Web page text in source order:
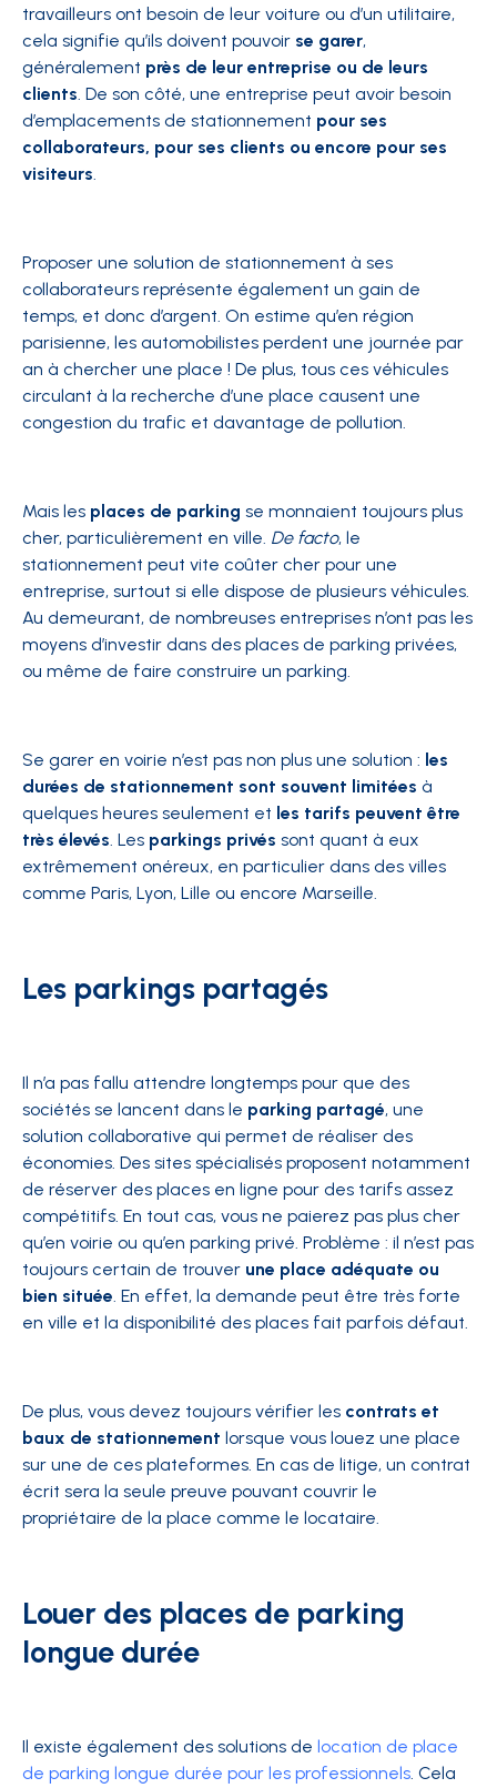
travailleurs ont besoin de leur voiture ou d’un utilitaire,
cela signifie qu’ils doivent pouvoir se garer,
généralement près de leur entreprise ou de leurs
clients. De son côté, une entreprise peut avoir besoin
d’emplacements de stationnement pour ses
collaborateurs, pour ses clients ou encore pour ses
visiteurs.
Proposer une solution de stationnement à ses
collaborateurs représente également un gain de
temps, et donc d’argent. On estime qu’en région
parisienne, les automobilistes perdent une journée par
an à chercher une place ! De plus, tous ces véhicules
circulant à la recherche d’une place causent une
congestion du trafic et davantage de pollution.
Mais les places de parking se monnaient toujours plus
cher, particulièrement en ville. De facto, le
stationnement peut vite coûter cher pour une
entreprise, surtout si elle dispose de plusieurs véhicules.
Au demeurant, de nombreuses entreprises n’ont pas les
moyens d’investir dans des places de parking privées,
ou même de faire construire un parking.
Se garer en voirie n’est pas non plus une solution : les
durées de stationnement sont souvent limitées à
quelques heures seulement et les tarifs peuvent être
très élevés. Les parkings privés sont quant à eux
extrêmement onéreux, en particulier dans des villes
comme Paris, Lyon, Lille ou encore Marseille.
Les parkings partagés
Il n’a pas fallu attendre longtemps pour que des
sociétés se lancent dans le parking partagé, une
solution collaborative qui permet de réaliser des
économies. Des sites spécialisés proposent notamment
de réserver des places en ligne pour des tarifs assez
compétitifs. En tout cas, vous ne paierez pas plus cher
qu’en voirie ou qu’en parking privé. Problème : il n’est pas
toujours certain de trouver une place adéquate ou
bien située. En effet, la demande peut être très forte
en ville et la disponibilité des places fait parfois défaut.
De plus, vous devez toujours vérifier les contrats et
baux de stationnement lorsque vous louez une place
sur une de ces plateformes. En cas de litige, un contrat
écrit sera la seule preuve pouvant couvrir le
propriétaire de la place comme le locataire.
Louer des places de parking
longue durée
Il existe également des solutions de location de place
de parking longue durée pour les professionnels. Cela